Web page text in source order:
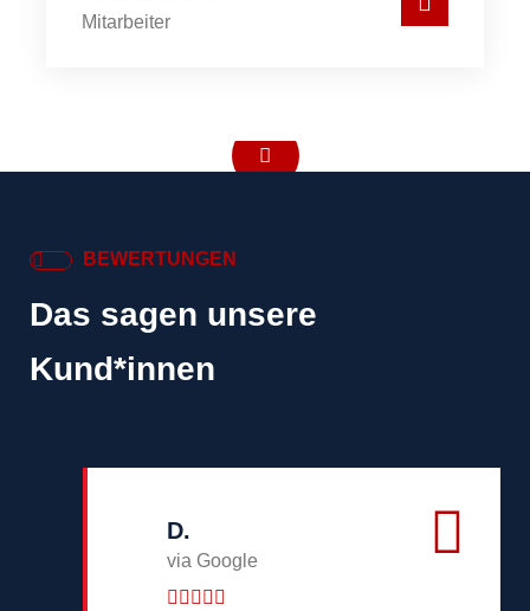
Mitarbeiter
BEWERTUNGEN
Das sagen unsere
Kund*innen
D.
via Google